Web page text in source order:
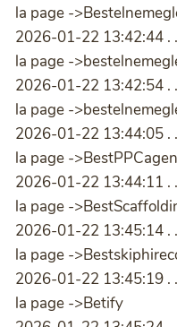
la page -
2026-01-22 13:42:44 .
la page -
2026-01-22 13:42:54 .
la page -
2026-01-22 13:44:05 .
la page -
2026-01-22 13:44:11 .
la page -
2026-01-22 13:45:14 .
la page -
2026-01-22 13:45:19 .
la page ->Betify